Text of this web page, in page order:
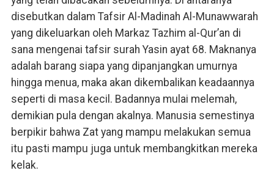
disebutkan dalam Tafsir Al-Madinah Al-Munawwarah
yang dikeluarkan oleh Markaz Tazhim al-Qur’an di
sana mengenai tafsir surah Yasin ayat 68. Maknanya
adalah barang siapa yang dipanjangkan umurnya
hingga menua, maka akan dikembalikan keadaannya
seperti di masa kecil. Badannya mulai melemah,
demikian pula dengan akalnya. Manusia semestinya
berpikir bahwa Zat yang mampu melakukan semua
itu pasti mampu juga untuk membangkitkan mereka
kelak.